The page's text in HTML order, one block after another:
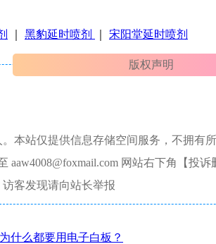
黑豹延时喷剂 宋阳堂延时喷剂
版权声明
本站仅提供信息存储空间服务，不拥有
网站右下角【投
客发现请向站长举报
什么都要用电子白板？